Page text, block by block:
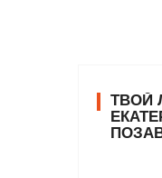
ТВОЙ